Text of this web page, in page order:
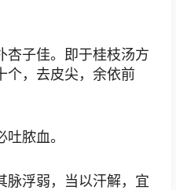
杏子佳。即于桂枝汤方
个，去皮尖，余依前
脓血。
脉浮弱，当以汗解，宜